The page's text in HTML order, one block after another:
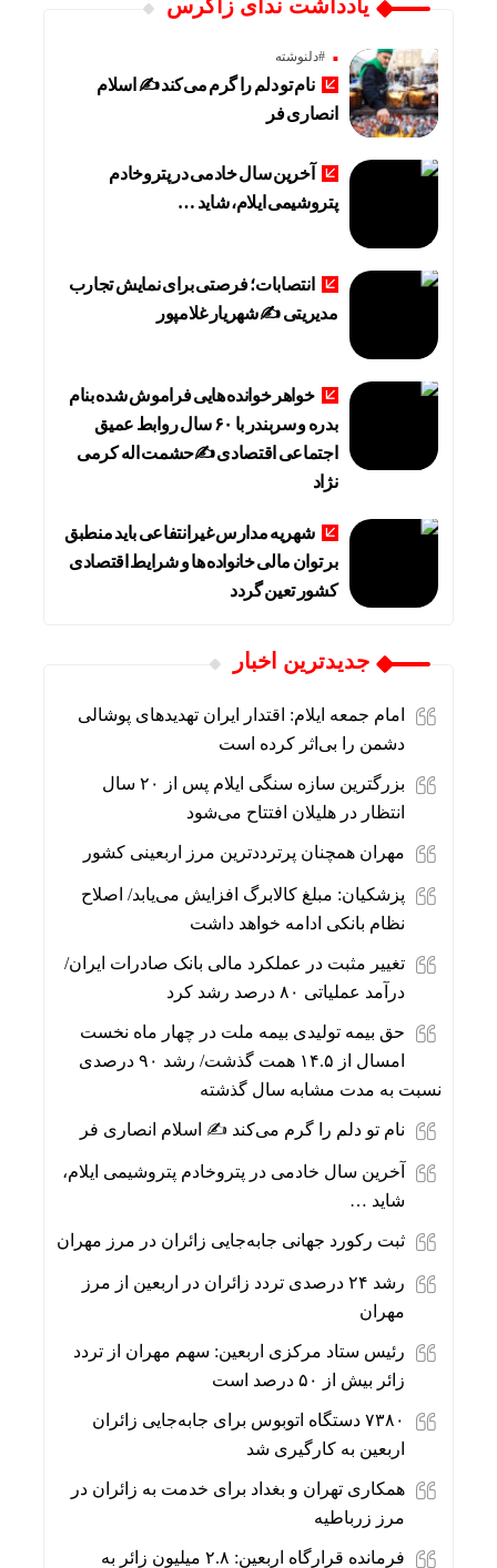
یادداشت ندای زاگرس
#دلنوشته
نام تو دلم را گرم می‌کند ✍️ اسلام
انصاری فر
آخرین سال خادمی در پتروخادم
پتروشیمی ایلام، شاید …
انتصابات؛ فرصتی برای نمایش تجارب
مدیریتی ✍ شهریار غلامپور
خواهر خوانده هایی فراموش شده بنام
بدره و سربندر با ۶۰ سال روابط عمیق
اجتماعی اقتصادی ✍حشمت اله کرمی
نژاد
شهریه مدارس غیرانتفاعی باید منطبق
بر توان مالی خانواده ها و شرایط اقتصادی
کشور تعین گردد
جديدترين اخبار
امام جمعه ایلام: اقتدار ایران تهدیدهای پوشالی
دشمن را بی‌اثر کرده است
بزرگترین سازه سنگی ایلام پس از ۲۰ سال
انتظار در هلیلان افتتاح می‌شود
مهران همچنان پرترددترین مرز اربعینی کشور
پزشکیان: مبلغ کالابرگ افزایش می‌یابد/ اصلاح
نظام بانکی ادامه خواهد داشت
تغییر مثبت در عملکرد مالی بانک صادرات ایران/
درآمد عملیاتی ۸۰ درصد رشد کرد
حق بیمه تولیدی بیمه ملت در چهار ماه نخست
امسال از ۱۴.۵ همت گذشت/ رشد ۹۰ درصدی
نسبت به مدت مشابه سال گذشته
نام تو دلم را گرم می‌کند ✍️ اسلام انصاری فر
آخرین سال خادمی در پتروخادم پتروشیمی ایلام،
شاید …
ثبت رکورد جهانی جابه‌جایی زائران در مرز مهران
رشد ۲۴ درصدی تردد زائران در اربعین از مرز
مهران
رئیس ستاد مرکزی اربعین: سهم مهران از تردد
زائر بیش از ۵۰ درصد است
۷۳۸۰ دستگاه اتوبوس برای جابه‌جایی زائران
اربعین به‌ کارگیری شد
همکاری تهران و بغداد برای خدمت به زائران در
مرز زرباطیه
فرمانده قرارگاه اربعین: ۲.۸ میلیون زائر به